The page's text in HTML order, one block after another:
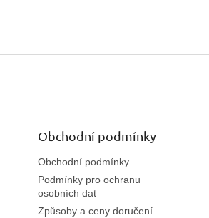
Obchodní podmínky
Obchodní podmínky
Podmínky pro ochranu
osobních dat
Způsoby a ceny doručení